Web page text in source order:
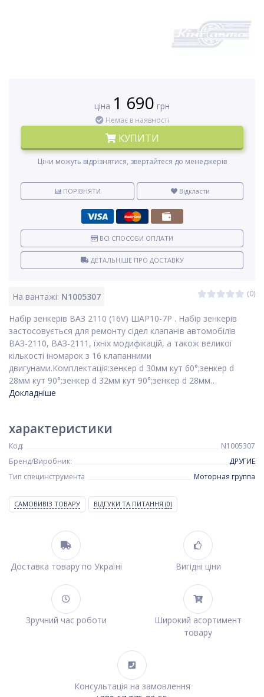
На вантажі: N1005307 (0)
Набір зенкерів ВАЗ 2110 (16V) ШАР10-7Р . Набір зенкерів
застосовується для ремонту сідел клапанів автомобілів
ВАЗ-2110, ВАЗ-2111, їхніх модифікацій, а також великої
кількості іномарок з 16 клапанними
двигунами.Комплектація:зенкер d 30мм кут 60°;зенкер d
28мм кут 90°;зенкер d 32мм кут 90°;зенкер d 28мм…
Докладніше
ціна 1 690 грн
Немає в наявності
КУПИТИ
Ціни можуть відрізнятися, звертайтеся до менеджерів
ПОРІВНЯТИ Відкласти
ВСІ СПОСОБИ ОПЛАТИ
ДЕТАЛЬНІШЕ ПРО ДОСТАВКУ
характеристики
Код:
N1005307
Бренд/Виробник:
ДРУГИЕ
Тип специнструмента
Моторная группа
САМОВИВІЗ ТОВАРУ ВІДГУКИ ТА ПИТАННЯ (0)
Доставка товару по Україні Вигідні ціни
Зручний час роботи
Широкий асортимент
товару
Консультація на замовлення